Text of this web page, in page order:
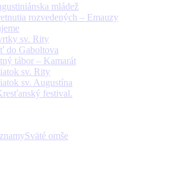
mládež
rozvedených – Emauzy
sv. Rity
do Gaboltova
tábor – Kamarát
sv. Rity
sv. Augustína
festival.
Sväté omše